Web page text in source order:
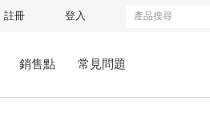
註冊 登入
銷售點 常見問題